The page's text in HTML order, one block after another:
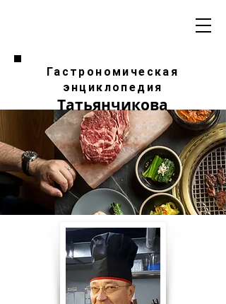
Гастрономическая
энциклопедия
Татьянчикова